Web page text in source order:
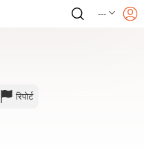
---
रिपोर्ट